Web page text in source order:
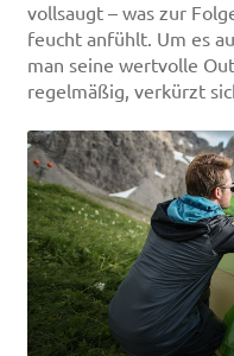
vollsaugt – was zur
feucht anfühlt. Um es
man seine wertvolle
regelmäßig, verkürzt